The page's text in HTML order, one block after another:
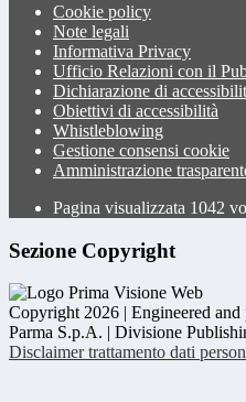
Cookie policy
Note legali
Informativa Privacy
Ufficio Relazioni con il
Dichiarazione di
Obiettivi di accessibilità
Whistleblowing
Gestione consensi cookie
Amministrazione
Pagina visualizzata 1042
Sezione Copyright
Copyright 2026 | Engineered
Parma S.p.A. | Divisione
Disclaimer trattamento dati